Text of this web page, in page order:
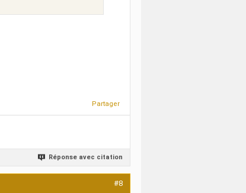
Partager
Réponse avec citation
#8